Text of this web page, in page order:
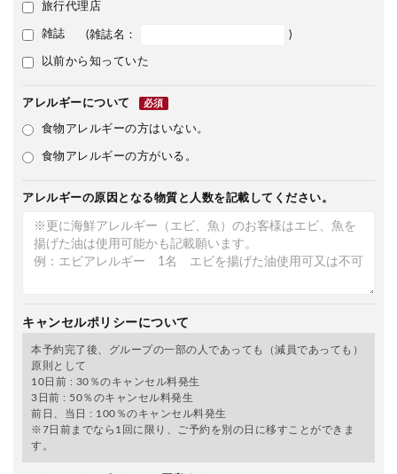
旅行代理店
雑誌 (雑誌名： )
以前から知っていた
アレルギーについて 必須
食物アレルギーの方はいない。
食物アレルギーの方がいる。
アレルギーの原因となる物質と人数を記載してください。
キャンセルポリシーについて
本予約完了後、グループの一部の人であっても（減員であっても）
原則として
10日前 : 30％のキャンセル料発生
3日前 : 50％のキャンセル料発生
前日、当日 : 100％のキャンセル料発生
※7日前までなら1回に限り、ご予約を別の日に移すことができま
す。